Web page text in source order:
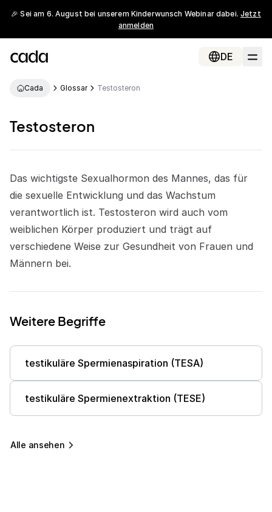
🎉 Sei am 6. August bei unserem Kinderwunsch Webinar dabei.Jetzt
anmelden
DE
Cada Glossar Testosteron
Testosteron
Das wichtigste Sexualhormon des Mannes, das für
die sexuelle Entwicklung und das Wachstum
verantwortlich ist. Testosteron wird auch vom
weiblichen Körper produziert und trägt auf
verschiedene Weise zur Gesundheit von Frauen und
Männern bei.
Weitere Begriffe
testikuläre Spermienaspiration (TESA)
testikuläre Spermienextraktion (TESE)
Alle ansehen